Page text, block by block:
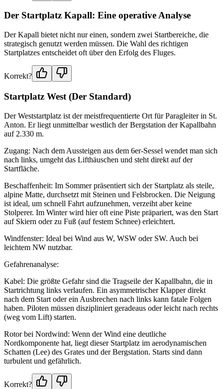
Der Startplatz Kapall: Eine operative Analyse
Der Kapall bietet nicht nur einen, sondern zwei Startbereiche, die
strategisch genutzt werden müssen. Die Wahl des richtigen
Startplatzes entscheidet oft über den Erfolg des Fluges.
Korrekt?
Startplatz West (Der Standard)
Der Weststartplatz ist der meistfrequentierte Ort für Paragleiter in St.
Anton. Er liegt unmittelbar westlich der Bergstation der Kapallbahn
auf 2.330 m.
Zugang: Nach dem Aussteigen aus dem 6er-Sessel wendet man sich
nach links, umgeht das Lifthäuschen und steht direkt auf der
Startfläche.
Beschaffenheit: Im Sommer präsentiert sich der Startplatz als steile,
alpine Matte, durchsetzt mit Steinen und Felsbrocken. Die Neigung
ist ideal, um schnell Fahrt aufzunehmen, verzeiht aber keine
Stolperer. Im Winter wird hier oft eine Piste präpariert, was den Start
auf Skiern oder zu Fuß (auf festem Schnee) erleichtert.
Windfenster: Ideal bei Wind aus W, WSW oder SW. Auch bei
leichtem NW nutzbar.
Gefahrenanalyse:
Kabel: Die größte Gefahr sind die Tragseile der Kapallbahn, die in
Startrichtung links verlaufen. Ein asymmetrischer Klapper direkt
nach dem Start oder ein Ausbrechen nach links kann fatale Folgen
haben. Piloten müssen diszipliniert geradeaus oder leicht nach rechts
(weg vom Lift) starten.
Rotor bei Nordwind: Wenn der Wind eine deutliche
Nordkomponente hat, liegt dieser Startplatz im aerodynamischen
Schatten (Lee) des Grates und der Bergstation. Starts sind dann
turbulent und gefährlich.
Korrekt?